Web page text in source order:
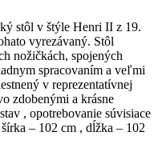
stôl v štýle Henri II z 19.
vyrezávaný. Stôl
nožičkách, spojených
spracovaním a veľmi
v reprezentatívnej
zdobenými a krásne
, opotrebovanie súvisiace
– 102 cm , dĺžka – 102